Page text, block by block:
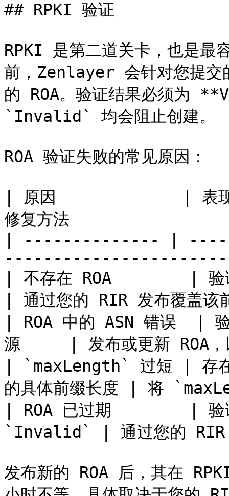
## RPKI 验证
RPKI 是第二道关卡，也是最
前，Zenlayer 会针对您提
的 ROA。验证结果必须
`Invalid` 均会阻止创建。
ROA 验证失败的常见原因：
| 原因             |
修复方法
| -------------- |
| 不存在 ROA        | 验
| 通过您的 RIR 发布覆盖
| ROA 中的 ASN 错误  |
源     | 发布或更新 ROA
| `maxLength` 过短 | 存在
的具体前缀长度 | 将
| ROA 已过期        | 验证
`Invalid` | 通过您的
发布新的 ROA 后，其在